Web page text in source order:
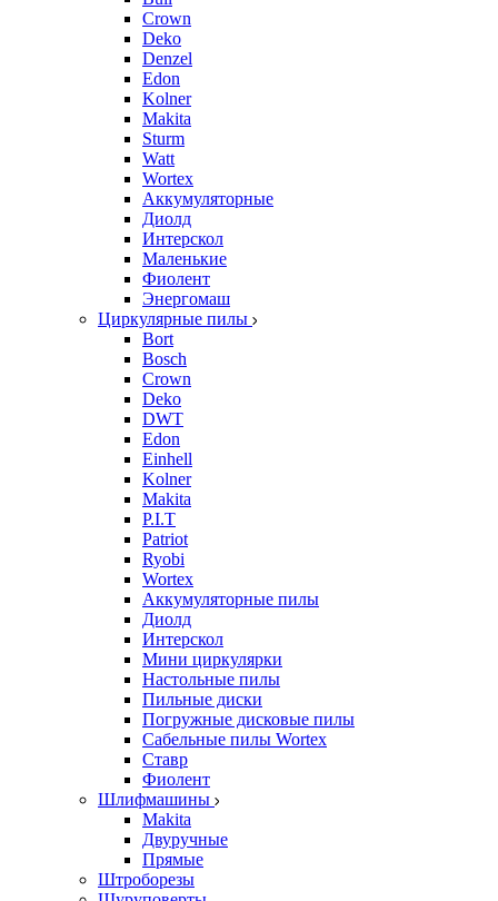
Crown
Deko
Denzel
Edon
Kolner
Makita
Sturm
Watt
Wortex
Аккумуляторные
Диолд
Интерскол
Маленькие
Фиолент
Энергомаш
Циркулярные пилы
Bort
Bosch
Crown
Deko
DWT
Edon
Einhell
Kolner
Makita
P.I.T
Patriot
Ryobi
Wortex
Аккумуляторные пилы
Диолд
Интерскол
Мини циркулярки
Настольные пилы
Пильные диски
Погружные дисковые пилы
Сабельные пилы Wortex
Ставр
Фиолент
Шлифмашины
Makita
Двуручные
Прямые
Штроборезы